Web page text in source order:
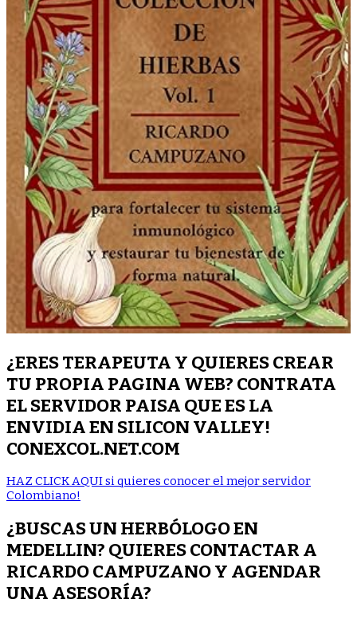
¿ERES TERAPEUTA Y QUIERES CREAR
TU PROPIA PAGINA WEB? CONTRATA
EL SERVIDOR PAISA QUE ES LA
ENVIDIA EN SILICON VALLEY!
CONEXCOL.NET.COM
HAZ CLICK AQUI si quieres conocer el mejor servidor
Colombiano!
¿BUSCAS UN HERBÓLOGO EN
MEDELLIN? QUIERES CONTACTAR A
RICARDO CAMPUZANO Y AGENDAR
UNA ASESORÍA?